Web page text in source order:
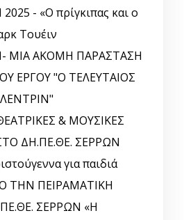
- «Ο πρίγκιπας και ο
Τουέιν
ΜΙΑ ΑΚΟΜΗ ΠΑΡΑΣΤΑΣΗ
ΕΡΓΟΥ "Ο ΤΕΛΕΥΤΑΙΟΣ
& ΜΟΥΣΙΚΕΣ
ΔΗ.ΠΕ.ΘΕ. ΣΕΡΡΩΝ
για παιδιά
ΤΗΝ ΠΕΙΡΑΜΑΤΙΚΗ
ΣΕΡΡΩΝ «Η